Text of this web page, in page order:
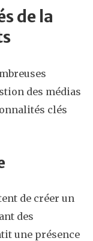
de la
des médias
clés
de créer un
des
une présence